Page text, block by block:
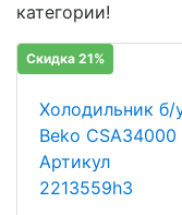
категории!
Скидка 21%
Холодильник б/
Beko CSA34000
Артикул
2213559h3